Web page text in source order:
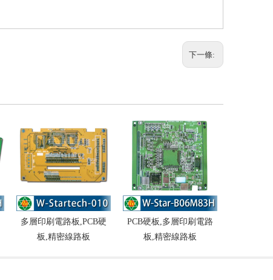
下一條:
多層印刷電路板,PCB硬
板,精密線路板
PCB硬板,多層印刷電路
板,精密線路板